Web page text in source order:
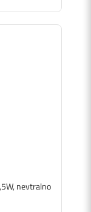
nevtralno